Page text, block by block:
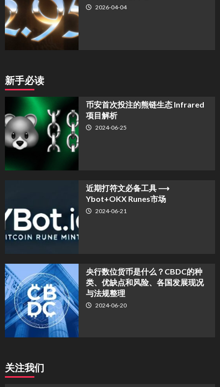
2026-04-04
新手必读
币安首次投注的熊链生态 Infrared
项目解析
2024-06-25
近期打符文必备工具 ⟶
Ybot+OKX Runes市场
2024-06-21
央行数位货币是什么？CBDC的种
类、优缺点和风险、各国发展现况
与法规整理
2024-06-20
关注我们